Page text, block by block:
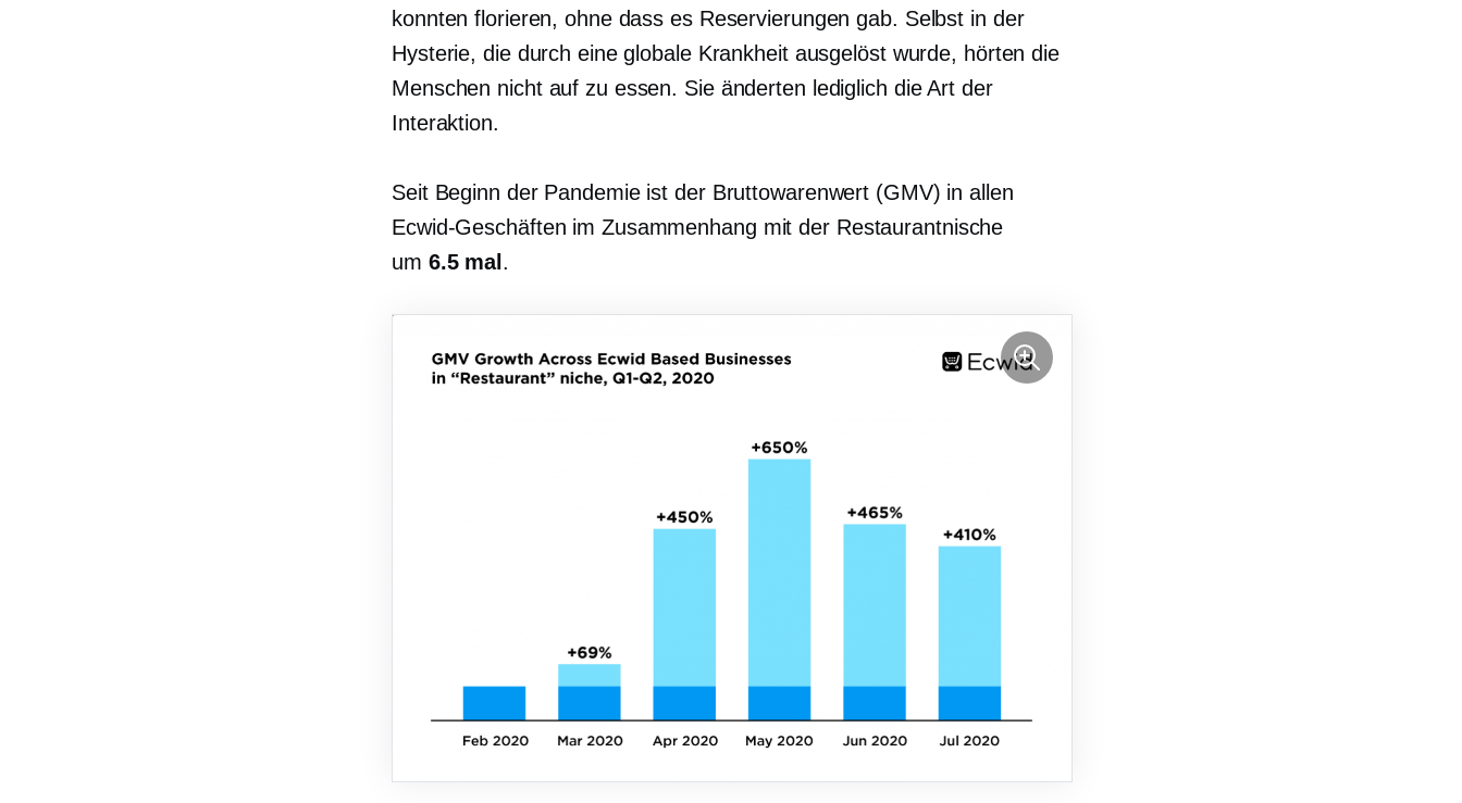
konnten florieren, ohne dass es Reservierungen gab. Selbst in der
Hysterie, die durch eine globale Krankheit ausgelöst wurde, hörten die
Menschen nicht auf zu essen. Sie änderten lediglich die Art der
Interaktion.
Seit Beginn der Pandemie ist der Bruttowarenwert (GMV) in allen
Ecwid-Geschäften im Zusammenhang mit der Restaurantnische
um 6.5 mal .